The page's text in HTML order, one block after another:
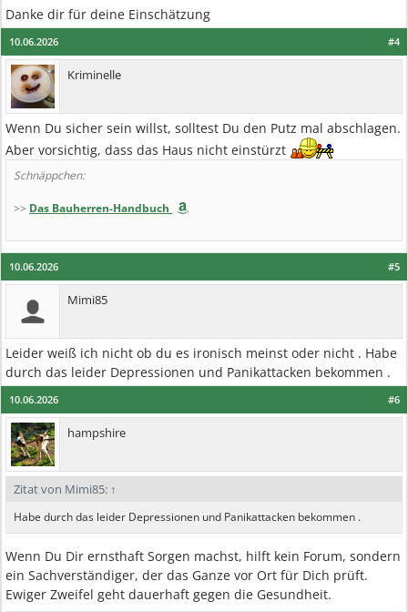
Danke dir für deine Einschätzung
#4
10.06.2026
Kriminelle
Wenn Du sicher sein willst, solltest Du den Putz mal abschlagen.
Aber vorsichtig, dass das Haus nicht einstürzt
Schnäppchen:
>> Das Bauherren-Handbuch
#5
10.06.2026
Mimi85
Leider weiß ich nicht ob du es ironisch meinst oder nicht . Habe
durch das leider Depressionen und Panikattacken bekommen .
#6
10.06.2026
hampshire
Zitat von Mimi85: ↑
Habe durch das leider Depressionen und Panikattacken bekommen .
Wenn Du Dir ernsthaft Sorgen machst, hilft kein Forum, sondern
ein Sachverständiger, der das Ganze vor Ort für Dich prüft.
Ewiger Zweifel geht dauerhaft gegen die Gesundheit.